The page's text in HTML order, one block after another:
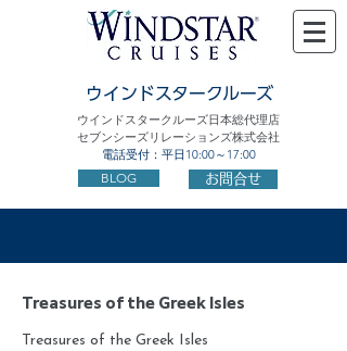
ウインドスタークルーズ
ウインドスタークルーズ日本総代理店
セブンシーズリレーションズ株式会社
電話受付：平日10:00～17:00
BLOG お問合せ
Treasures of the Greek Isles
Treasures of the Greek Isles